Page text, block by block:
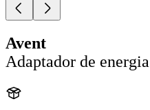
Avent
Adaptador de energia